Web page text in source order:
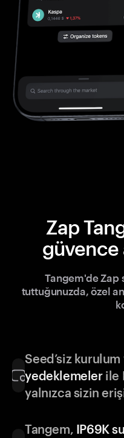
Zap
güvence
Tangem'de Zap
tuttuğunuzda, özel
Seed’siz
yedeklemelerile
yalnızca sizin
Tangem, IP69K